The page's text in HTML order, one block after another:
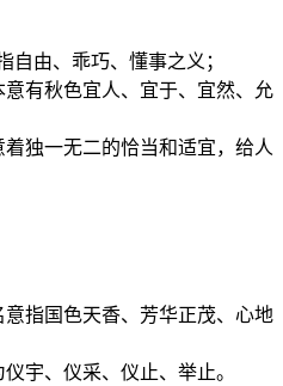
自由、乖巧、懂事之义；
有秋色宜人、宜于、宜然、允
独一无二的恰当和适宜，给人
指国色天香、芳华正茂、心地
宇、仪采、仪止、举止。